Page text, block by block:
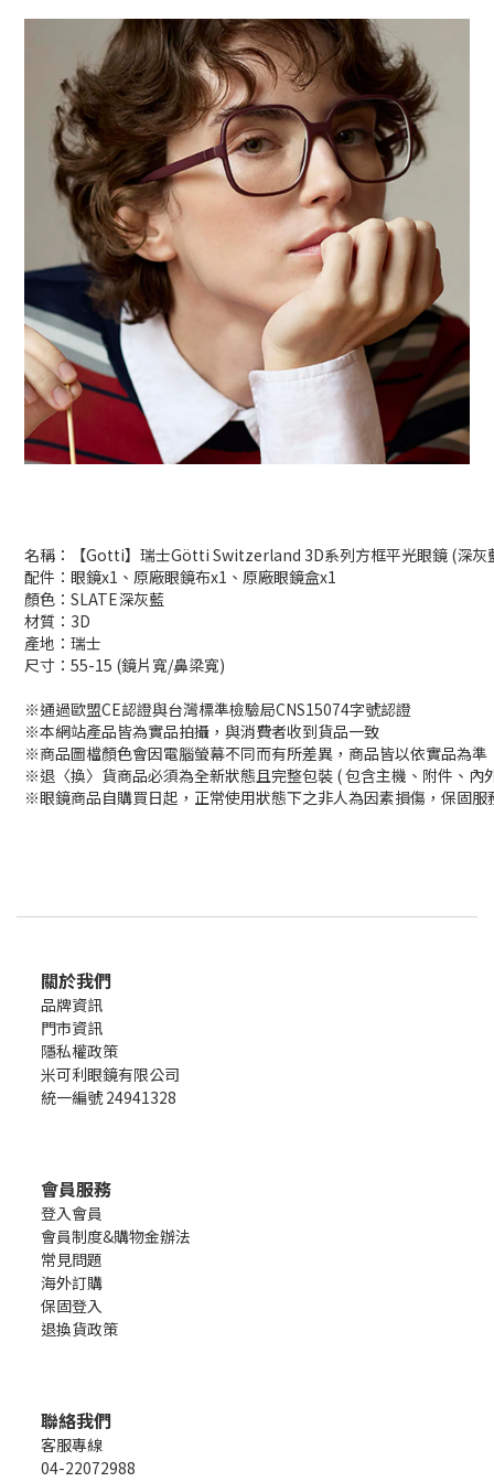
名稱：【Gotti】瑞士Götti Switzerland 3D系列方框平光眼鏡 (深灰
配件：眼鏡x1、原廠眼鏡布x1、原廠眼鏡盒x1
顏色：SLATE深灰藍
材質：3D
產地：瑞士
尺寸：55-15 (鏡片寬/鼻梁寬)
※通過歐盟CE認證與台灣標準檢驗局CNS15074字號認證
※本網站產品皆為實品拍攝，與消費者收到貨品一致
※商品圖檔顏色會因電腦螢幕不同而有所差異，商品皆以依實品為準
※退〈換〉貨商品必須為全新狀態且完整包裝 ( 包含主機、附件、
※眼鏡商品自購買日起，正常使用狀態下之非人為因素損傷，保固
關於我們
品牌資訊
門市資訊
隱私權政策
米可利眼鏡有限公司
統一編號 24941328
會員服務
登入會員
會員制度&購物金辦法
常見問題
海外訂購
保固登入
退換貨政策
聯絡我們
客服專線
04-22072988